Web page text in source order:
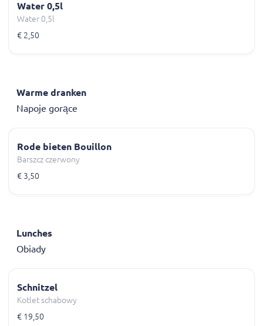
Water 0,5l
Water 0,5l
€ 2,50
Warme dranken
Napoje gorące
Rode bieten Bouillon
Barszcz czerwony
€ 3,50
Lunches
Obiady
Schnitzel
Kotlet schabowy
€ 19,50